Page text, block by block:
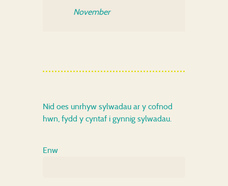
November
Nid oes unrhyw sylwadau ar y cofnod
hwn, fydd y cyntaf i gynnig sylwadau.
Enw